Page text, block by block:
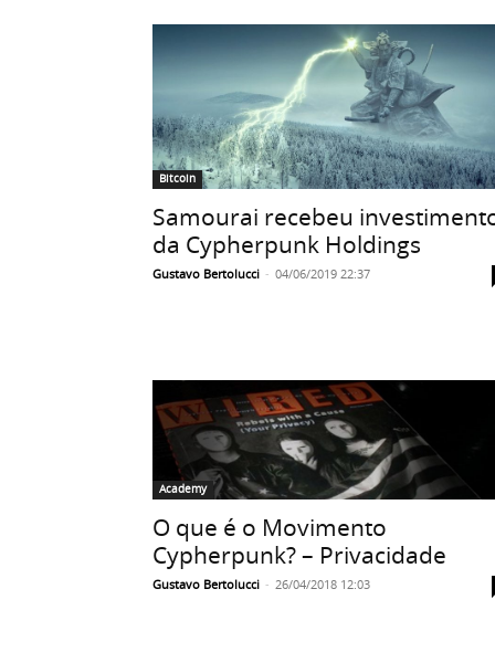
Bitcoin
Samourai recebeu
da Cypherpunk Holdings
Gustavo Bertolucci - 04/06/2019 22:37
Academy
O que é o Movimento
Cypherpunk? – Privacidade
Gustavo Bertolucci - 26/04/2018 12:03